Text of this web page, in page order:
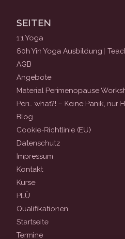
SEITEN
1:1 Yoga
60h Yin Yoga Ausbildung |
AGB
Angebote
Material Perimenopause
Peri… what?! – Keine Panik, nur
Blog
Cookie-Richtlinie (EU)
Datenschutz
Impressum
Kontakt
Kurse
PLÜ
Qualifikationen
Startseite
Termine